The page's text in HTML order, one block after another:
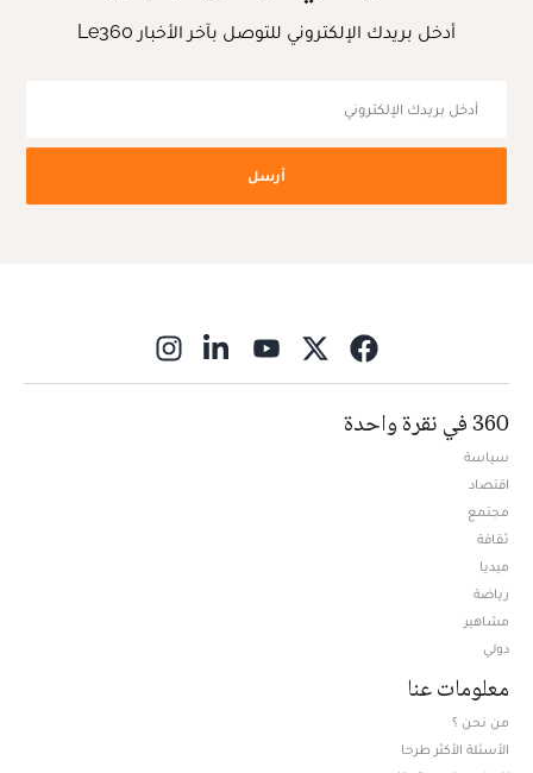
أدخل بريدك الإلكتروني للتوصل بآخر الأخبار Le360
أرسل
360 في نقرة واحدة
سياسة
اقتصاد
مجتمع
ثقافة
ميديا
رياضة
مشاهير
دولي
معلومات عنا
من نحن ؟
الأسئلة الأكثر طرحا